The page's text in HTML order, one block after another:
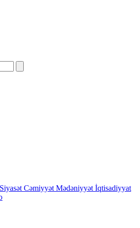
Siyasət Cəmiyyət Mədəniyyət İqtisadiyyat